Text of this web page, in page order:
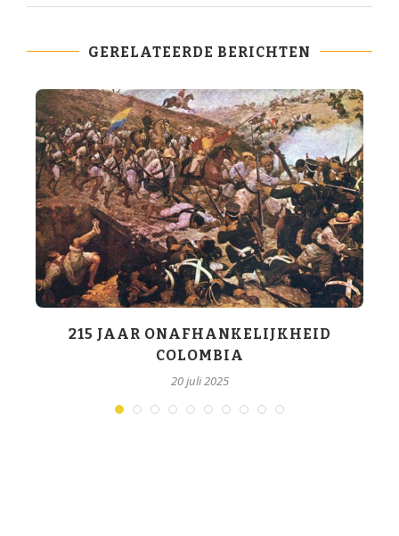
GERELATEERDE BERICHTEN
215 JAAR ONAFHANKELIJKHEID
COLOMBIA
20 juli 2025